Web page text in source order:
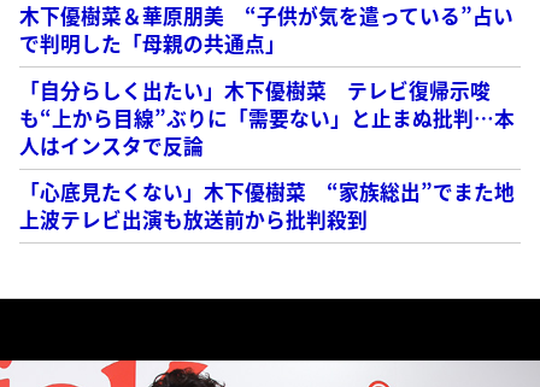
木下優樹菜＆華原朋美 “子供が気を遣っている”占い
で判明した「母親の共通点」
「自分らしく出たい」木下優樹菜 テレビ復帰示唆
も“上から目線”ぶりに「需要ない」と止まぬ批判…本
人はインスタで反論
「心底見たくない」木下優樹菜 “家族総出”でまた地
上波テレビ出演も放送前から批判殺到